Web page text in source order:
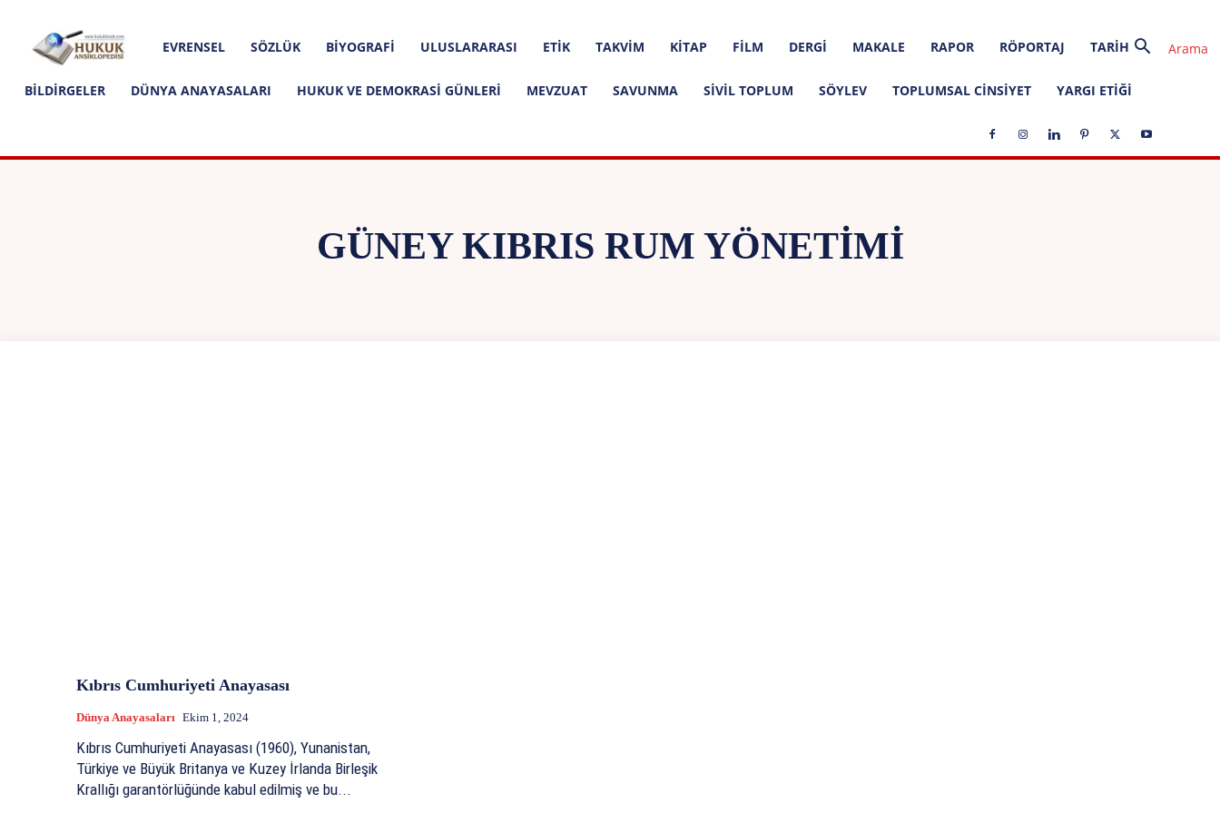
Hukuk
Ansiklopedisi
EVRENSEL SÖZLÜK BIYOGRAFI ULUSLARARASI ETIK TAKVIM KITAP FILM DERGI MAKALE RAPOR RÖPORTAJ TARIH
BILDIRGELER DÜNYA ANAYASALARI HUKUK VE DEMOKRASI GÜNLERI MEVZUAT SAVUNMA SIVIL TOPLUM SÖYLEV TOPLUMSAL CINSIYET YARGI ETIĞI
GÜNEY KIBRIS RUM YÖNETIMI
Kıbrıs Cumhuriyeti Anayasası
Dünya Anayasaları Ekim 1, 2024
Kıbrıs Cumhuriyeti Anayasası (1960), Yunanistan,
Türkiye ve Büyük Britanya ve Kuzey İrlanda Birleşik
Krallığı garantörlüğünde kabul edilmiş ve bu...